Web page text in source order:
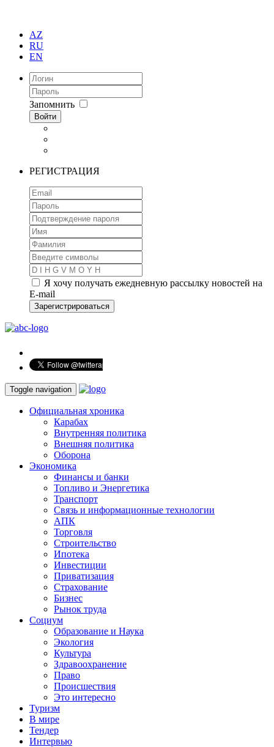
AZ
RU
EN
Запомнить
Войти
РЕГИСТРАЦИЯ
Я хочу получать ежедневную рассылку новостей на
E-mail
Зарегистрироваться
Toggle navigation
Официальная хроника
Карабах
Внутренняя политика
Внешняя политика
Оборона
Экономика
Финансы и банки
Топливо и Энергетика
Транспорт
Связь и информационные технологии
АПК
Торговля
Строительство
Ипотека
Инвестиции
Приватизация
Страхование
Бизнес
Рынок труда
Социум
Образование и Наука
Экология
Культура
Здравоохранение
Право
Происшествия
Это интересно
Туризм
В мире
Тендер
Интервью